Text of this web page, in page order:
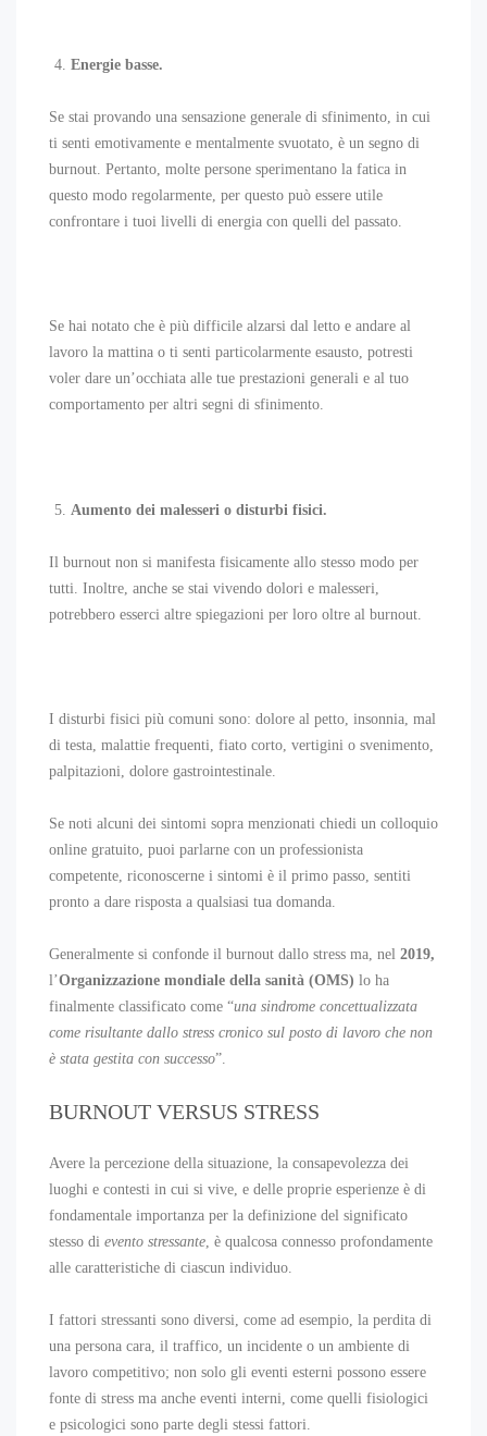
Energie basse.
Se stai provando una sensazione generale di sfinimento, in cui
ti senti emotivamente e mentalmente svuotato, è un segno di
burnout. Pertanto, molte persone sperimentano la fatica in
questo modo regolarmente, per questo può essere utile
confrontare i tuoi livelli di energia con quelli del passato.
Se hai notato che è più difficile alzarsi dal letto e andare al
lavoro la mattina o ti senti particolarmente esausto, potresti
voler dare un’occhiata alle tue prestazioni generali e al tuo
comportamento per altri segni di sfinimento.
Aumento dei malesseri o disturbi fisici.
Il burnout non si manifesta fisicamente allo stesso modo per
tutti. Inoltre, anche se stai vivendo dolori e malesseri,
potrebbero esserci altre spiegazioni per loro oltre al burnout.
I disturbi fisici più comuni sono: dolore al petto, insonnia, mal
di testa, malattie frequenti, fiato corto, vertigini o svenimento,
palpitazioni, dolore gastrointestinale.
Se noti alcuni dei sintomi sopra menzionati chiedi un colloquio
online gratuito, puoi parlarne con un professionista
competente, riconoscerne i sintomi è il primo passo, sentiti
pronto a dare risposta a qualsiasi tua domanda.
Generalmente si confonde il burnout dallo stress ma, nel 2019,
l’Organizzazione mondiale della sanità (OMS) lo ha
finalmente classificato come “una sindrome concettualizzata
come risultante dallo stress cronico sul posto di lavoro che non
è stata gestita con successo”.
BURNOUT VERSUS STRESS
Avere la percezione della situazione, la consapevolezza dei
luoghi e contesti in cui si vive, e delle proprie esperienze è di
fondamentale importanza per la definizione del significato
stesso di evento stressante, è qualcosa connesso profondamente
alle caratteristiche di ciascun individuo.
I fattori stressanti sono diversi, come ad esempio, la perdita di
una persona cara, il traffico, un incidente o un ambiente di
lavoro competitivo; non solo gli eventi esterni possono essere
fonte di stress ma anche eventi interni, come quelli fisiologici
e psicologici sono parte degli stessi fattori.